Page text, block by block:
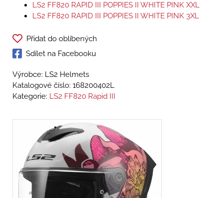
LS2 FF820 RAPID III POPPIES II WHITE PINK XXL
LS2 FF820 RAPID III POPPIES II WHITE PINK 3XL
Přidat do oblíbených
Sdílet na Facebooku
Výrobce: LS2 Helmets
Katalogové číslo: 168200402L
Kategorie: LS2 FF820 Rapid III